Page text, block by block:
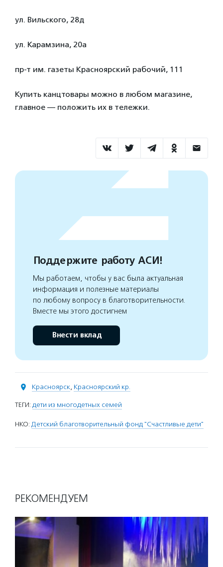
ул. Вильского, 28д
ул. Карамзина, 20а
пр-т им. газеты Красноярский рабочий, 111
Купить канцтовары можно в любом магазине,
главное — положить их в тележки.
Поддержите работу АСИ!
Мы работаем, чтобы у вас была актуальная
информация и полезные материалы
по любому вопросу в благотворительности.
Вместе мы этого достигнем
Внести вклад
Красноярск, Красноярский кр.
ТЕГИ: дети из многодетных семей
НКО: Детский благотворительный фонд "Счастливые дети"
РЕКОМЕНДУЕМ